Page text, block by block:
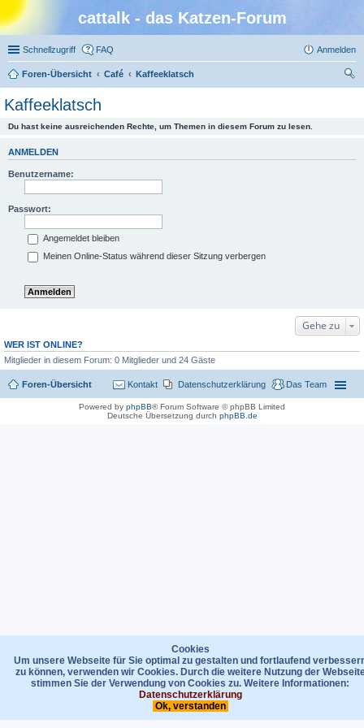
cattalk - das Katzen-Forum
Schnellzugriff FAQ Anmelden
Foren-Übersicht Café
Kaffeeklatsch
Kaffeeklatsch
Du hast keine ausreichenden Rechte, um Themen in diesem Forum zu lesen.
ANMELDEN
Benutzername:
Passwort:
Angemeldet bleiben
Meinen Online-Status während dieser Sitzung verbergen
Gehe zu
WER IST ONLINE?
Mitglieder in diesem Forum: 0 Mitglieder und 24 Gäste
Cookies
Um unsere Webseite für Sie optimal zu gestalten und fortlaufend
zu können, verwenden wir Cookies. Durch die weitere Nutzung der
stimmen Sie der Verwendung von Cookies zu. Weitere Informationen:
Datenschutzerklärung
Ok, verstanden
Foren-Übersicht Das Team
Datenschutzerklärung
Kontakt
Powered by phpBB® Forum Software © phpBB Limited
Deutsche Übersetzung durch phpBB.de